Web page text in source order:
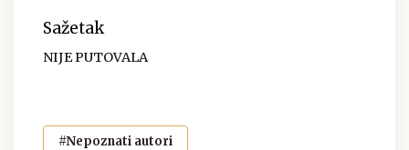
Sažetak
NIJE PUTOVALA
#Nepoznati autori